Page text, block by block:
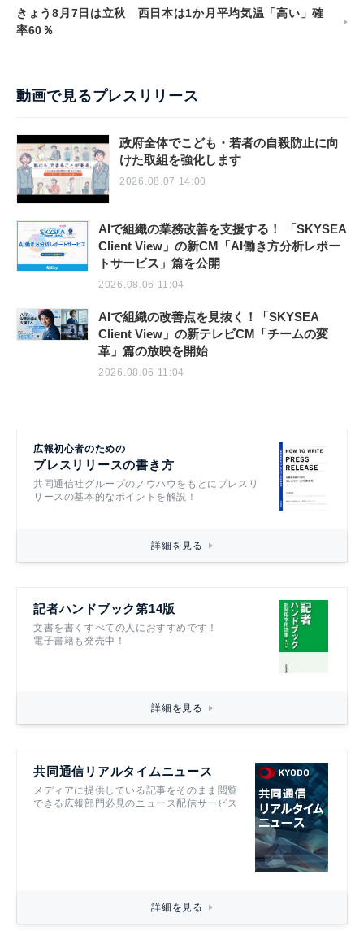
きょう8月7日は立秋 西日本は1か月平均気温「高い」確
率60％
動画で見るプレスリリース
政府全体でこども・若者の自殺防止に向
けた取組を強化します
2026.08.07 14:00
AIで組織の業務改善を支援する！ 「SKYSEA
Client View」の新CM「AI働き方分析レポー
トサービス」篇を公開
2026.08.06 11:04
AIで組織の改善点を見抜く！「SKYSEA
Client View」の新テレビCM「チームの変
革」篇の放映を開始
2026.08.06 11:04
広報初心者のための
プレスリリースの書き方
共同通信社グループのノウハウをもとにプレスリ
リースの基本的なポイントを解説！
詳細を見る
記者ハンドブック第14版
文書を書くすべての人におすすめです！
電子書籍も発売中！
詳細を見る
共同通信リアルタイムニュース
メディアに提供している記事をそのまま閲覧
できる広報部門必見のニュース配信サービス
詳細を見る